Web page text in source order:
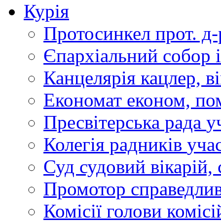
Курія
Протосинкел прот.
Єпархіальний собор
Канцелярія кацлер,
Економат економ,
Пресвітерська рада
Колегія радників
Суд судовий вікарій,
Промотор
Комісії голови